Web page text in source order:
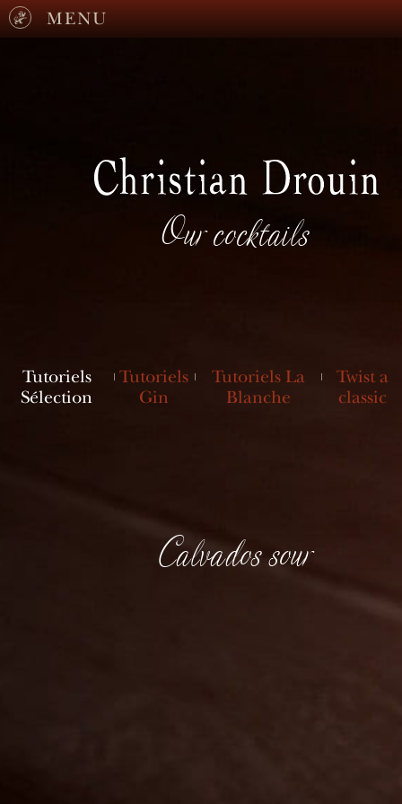
MENU
Our cocktails
Tutoriels
Sélection
Tutoriels
Gin
Tutoriels La
Blanche
Twist a
classic
Calvados sour